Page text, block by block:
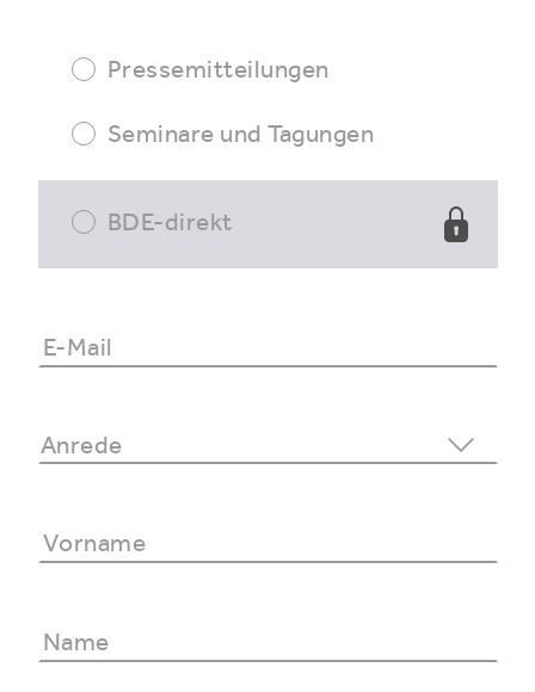
Pressemitteilungen
Seminare und Tagungen
BDE-direkt